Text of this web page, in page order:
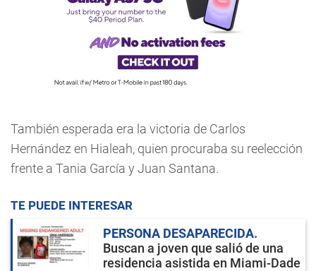
También esperada era la victoria de Carlos
Hernández en Hialeah, quien procuraba su reelección
frente a Tania García y Juan Santana.
TE PUEDE INTERESAR
PERSONA DESAPARECIDA
Buscan a joven que salió de una
residencia asistida en Miami-Dade